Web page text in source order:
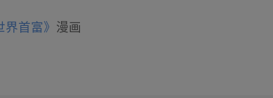
首富》 漫画